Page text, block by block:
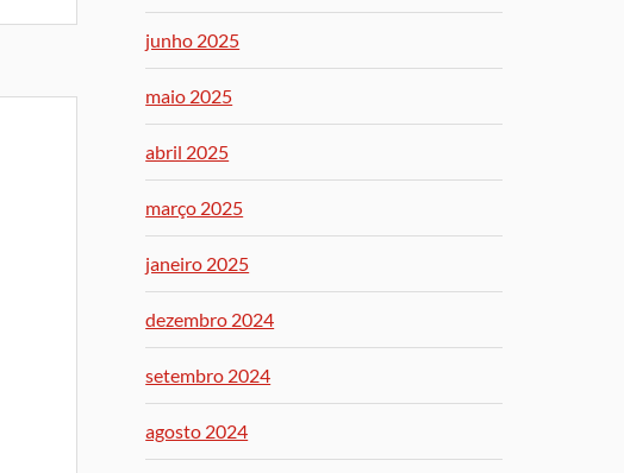
junho 2025
maio 2025
abril 2025
março 2025
janeiro 2025
dezembro 2024
setembro 2024
agosto 2024